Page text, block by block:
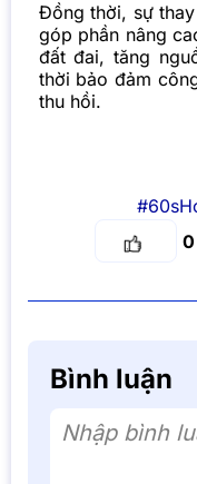
Đồng thời, sự
góp phần nâng
đất đai, tăng
thời bảo đảm
thu hồi.
0
Bình luận
Nhập bình